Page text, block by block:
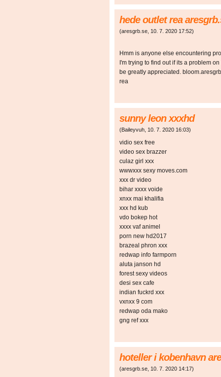
hede outlet rea
(aresgrb.se 10. 7. 2020 17:52)
Hmm is anyone else encountering
I'm trying to find out if its a problem
be greatly appreciated.
rea
sunny leon xxxhd
(Baileyvuh 10. 7. 2020 16:03)
vidio sex free
video sex brazzer
culaz girl xxx
wwwxxx sexy moves.com
xxx dr video
bihar xxxx voide
xnxx mai khalifia
xxx hd kub
vdo bokep hot
xxxx vaf animel
porn new hd2017
brazeal phron xxx
redwap info farmporn
aluta janson hd
forest sexy videos
desi sex cafe
indian fuckrd xxx
vxnxx 9 com
redwap oda mako
gng ref xxx
hoteller i kobenhavn
(aresgrb.se 10. 7. 2020 14:17)